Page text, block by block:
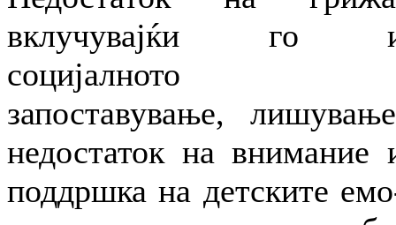
вклучувајќи го
социјалното
запоставување,
недостаток на внимание
поддршка на детските